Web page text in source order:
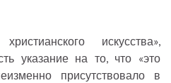
искусства»,
указание на то, что «это
присутствовало в